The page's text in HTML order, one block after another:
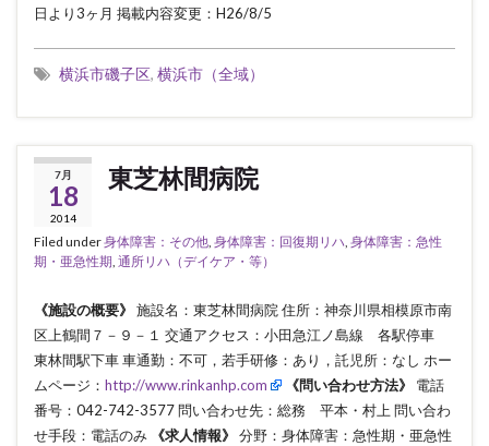
日より3ヶ月 掲載内容変更：H26/8/5
横浜市磯子区, 横浜市（全域）
7月
18
2014
東芝林間病院
Filed under身体障害：その他 身体障害：回復期リハ 身体障害：急性
期・亜急性期 通所リハ（デイケア・等）
《施設の概要》
施設名：東芝林間病院 住所：神奈川県相模原市南
区上鶴間７－９－１ 交通アクセス：小田急江ノ島線 各駅停車
東林間駅下車 車通勤：不可，若手研修：あり，託児所：なし ホー
ムページ： http://www.rinkanhp.com 《問い合わせ方法》
電話
番号：042-742-3577 問い合わせ先：総務 平本・村上 問い合わ
せ手段：電話のみ
《求人情報》
分野：身体障害：急性期・亜急性